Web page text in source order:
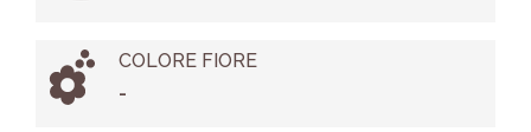
COLORE FIORE
-